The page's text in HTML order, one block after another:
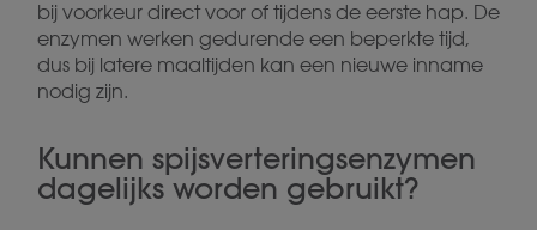
bij voorkeur direct voor of tijdens de eerste hap. De
enzymen werken gedurende een beperkte tijd,
dus bij latere maaltijden kan een nieuwe inname
nodig zijn.
Kunnen spijsverteringsenzymen
dagelijks worden gebruikt?